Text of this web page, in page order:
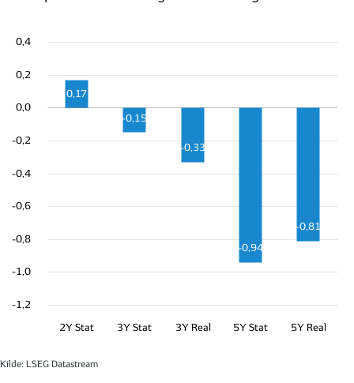
0,17
-0,15
-0,33
-0,94
-0,81
2Y Stat 3Y Stat 3Y Real 5Y Stat 5Y Real
-1,2
-1,0
-0,8
-0,6
-0,4
-0,2
0,0
0,2
0,4
Kilde: LSEG Datastream